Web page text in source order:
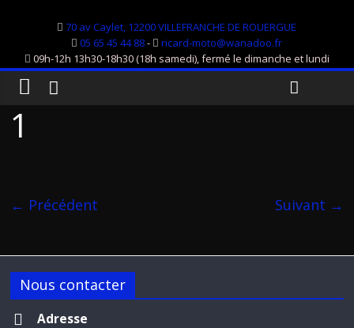
70 av Caylet, 12200 VILLEFRANCHE DE ROUERGUE
05 65 45 44 88-
ricard-moto@wanadoo.fr
09h-12h 13h30-18h30 (18h samedi), fermé le dimanche et lundi
1
← Précédent Suivant →
Nous contacter
Adresse